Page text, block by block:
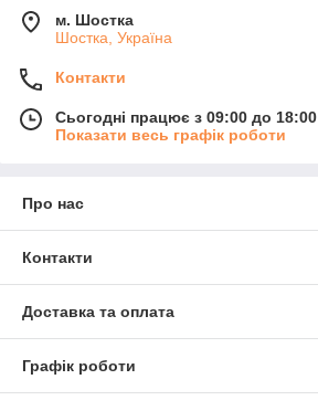
м. Шостка
Шостка, Україна
Контакти
Сьогодні працює з 09:00 до 18:00
Показати весь графік роботи
Про нас
Контакти
Доставка та оплата
Графік роботи